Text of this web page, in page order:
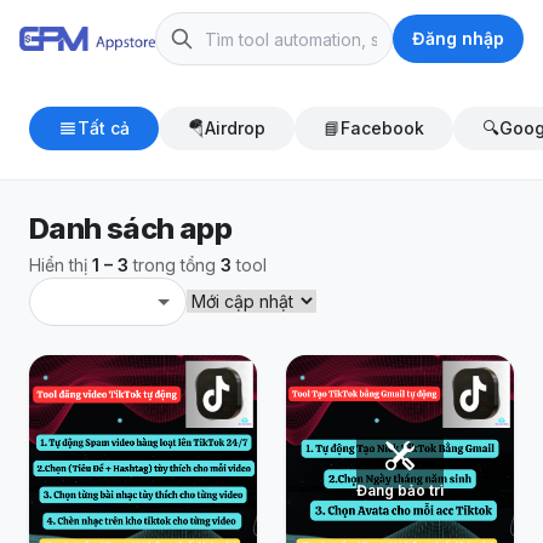
Đăng nhập
Tất cả 🪂Airdrop 📘Facebook 🔍
Danh sách app
Hiển thị 1 – 3 trong tổng 3 tool
Đang bảo trì